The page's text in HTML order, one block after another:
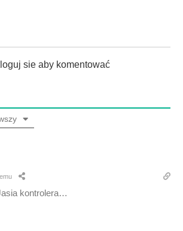
sie aby komentować
kontrolera…